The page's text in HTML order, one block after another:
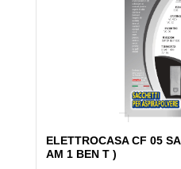
ELETTROCASA CF 05
AM 1 BEN T )